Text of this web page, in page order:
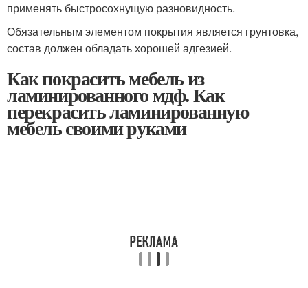
применять быстросохнущую разновидность.
Обязательным элементом покрытия является грунтовка,
состав должен обладать хорошей адгезией.
Как покрасить мебель из
ламинированного мдф. Как
перекрасить ламинированную
мебель своими руками